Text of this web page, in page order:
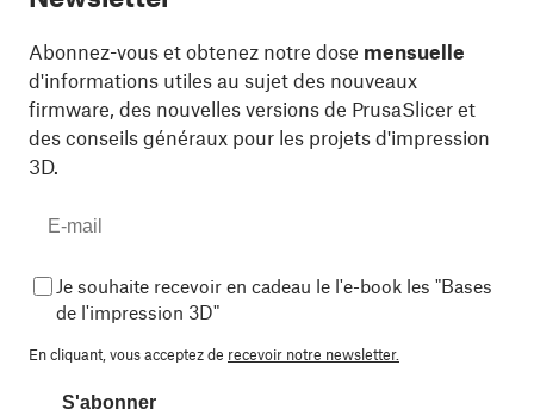
Abonnez-vous et obtenez notre dose mensuelle
d'informations utiles au sujet des nouveaux
firmware, des nouvelles versions de PrusaSlicer et
des conseils généraux pour les projets d'impression
3D.
Je souhaite recevoir en cadeau le l'e-book les "Bases
de l'impression 3D"
En cliquant, vous acceptez de recevoir notre newsletter.
S'abonner